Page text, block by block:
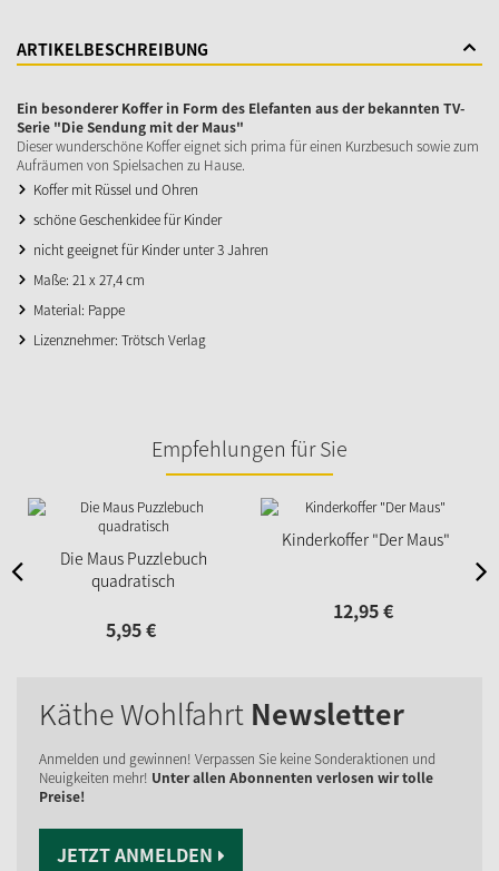
ARTIKELBESCHREIBUNG
Ein besonderer Koffer in Form des Elefanten aus der bekannten TV-
Serie "Die Sendung mit der Maus"
Dieser wunderschöne Koffer eignet sich prima für einen Kurzbesuch sowie zum
Aufräumen von Spielsachen zu Hause.
Koffer mit Rüssel und Ohren
schöne Geschenkidee für Kinder
nicht geeignet für Kinder unter 3 Jahren
Maße: 21 x 27,4 cm
Material: Pappe
Lizenznehmer: Trötsch Verlag
Empfehlungen für Sie
Die Maus Puzzlebuch
quadratisch
5,95€
Kinderkoffer "Der Maus"
12,95€
Käthe Wohlfahrt Newsletter
Anmelden und gewinnen! Verpassen Sie keine Sonderaktionen und
Neuigkeiten mehr! Unter allen Abonnenten verlosen wir tolle
Preise!
JETZT ANMELDEN